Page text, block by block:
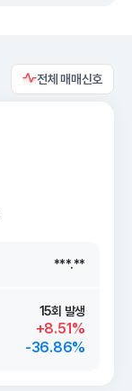
전체 매매신호
***.**
***.**
15회 발생
+8.51%
-36.86%